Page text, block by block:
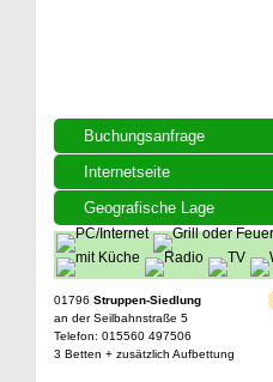
Buchungsanfrage
Internetseite
Geografische Lage
01796 Struppen-Siedlung
an der Seilbahnstraße 5
Telefon: 015560 497506
3 Betten + zusätzlich Aufbettung